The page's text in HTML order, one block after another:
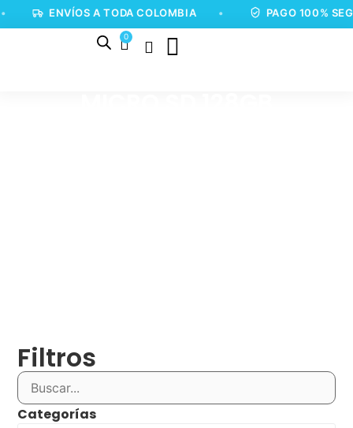
ENVÍOS A TODA COLOMBIA PAGO 100%
0
Filtros
Categorías